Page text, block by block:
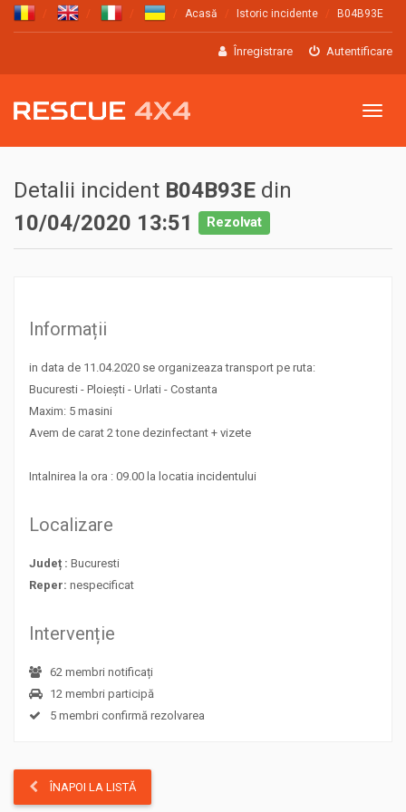
Acasă Istoric incidente B04B93E
Înregistrare Autentificare
Meniu
Detalii incident B04B93E din
10/04/2020 13:51
Rezolvat
Informații
in data de 11.04.2020 se organizeaza transport pe ruta:
Bucuresti - Ploiești - Urlati - Costanta
Maxim: 5 masini
Avem de carat 2 tone dezinfectant + vizete
Intalnirea la ora : 09.00 la locatia incidentului
Localizare
Județ : Bucuresti
Reper: nespecificat
Intervenție
62 membri notificați
12 membri participă
5 membri confirmă rezolvarea
ÎNAPOI LA LISTĂ